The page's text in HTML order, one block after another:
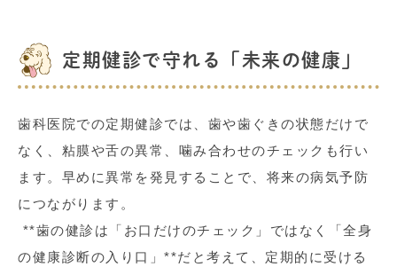
定期健診で守れる「未来の健康」
歯科医院での定期健診では、歯や歯ぐきの状態だけで
なく、粘膜や舌の異常、噛み合わせのチェックも行い
ます。早めに異常を発見することで、将来の病気予防
につながります。
**歯の健診は「お口だけのチェック」ではなく「全身
の健康診断の入り口」 **だと考えて、定期的に受ける